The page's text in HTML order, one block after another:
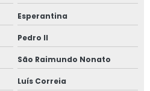
Esperantina
Pedro II
São Raimundo Nonato
Luís Correia